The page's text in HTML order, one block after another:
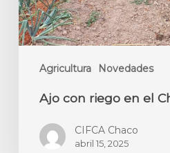
Agricultura Novedades
Ajo con riego en el
CIFCA Chaco
abril 15, 2025